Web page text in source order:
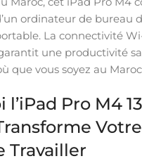
ordinateur de bureau
La connectivité
une productivité
que vous soyez au
l’iPad Pro M4 13
Votre
Travailler